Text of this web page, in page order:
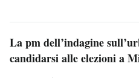
La pm dell’indagine
candidarsi alle elezioni a